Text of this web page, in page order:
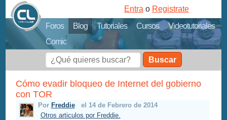
Foros Blog Tutoriales Cursos
Videotutoriales
Comic
Entra o Registrate
Buscar
Cómo evadir bloqueo de Internet del gobierno
con TOR
Por Freddie
el 14 de Febrero de 2014
Otros articulos por Freddie.